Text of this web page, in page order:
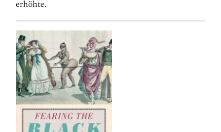
erhöhte.